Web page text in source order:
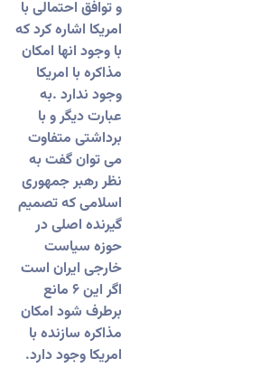
و توافق احتمالی با
امریکا اشاره کرد که
با وجود انها امکان
مذاکره با امریکا
وجود ندارد .به
عبارت دیگر و با
برداشتی متفاوت
می توان گفت به
نظر رهبر جمهوری
اسلامی که تصمیم
گیرنده اصلی در
حوزه سیاست
خارجی ایران است
اگر این ۶ مانع
برطرف شود امکان
مذاکره سازنده با
امریکا وجود دارد.